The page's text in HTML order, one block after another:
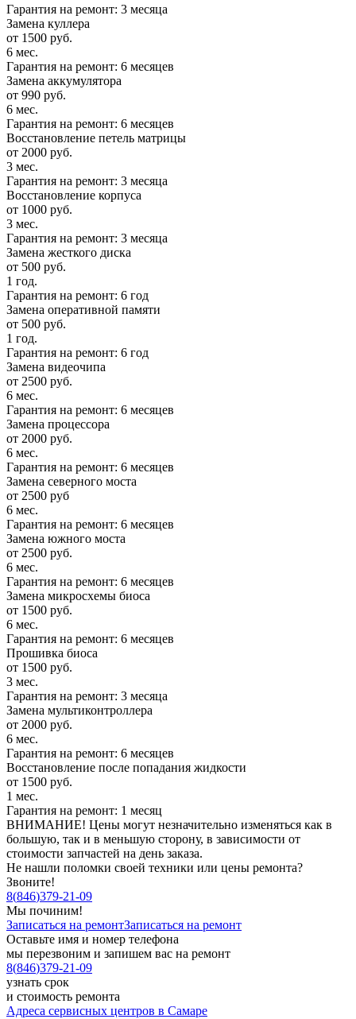
Гарантия на ремонт: 3 месяца
Замена куллера
от 1500 руб.
6 мес.
Гарантия на ремонт: 6 месяцев
Замена аккумулятора
от 990 руб.
6 мес.
Гарантия на ремонт: 6 месяцев
Восстановление петель матрицы
от 2000 руб.
3 мес.
Гарантия на ремонт: 3 месяца
Восстановление корпуса
от 1000 руб.
3 мес.
Гарантия на ремонт: 3 месяца
Замена жесткого диска
от 500 руб.
1 год.
Гарантия на ремонт: 6 год
Замена оперативной памяти
от 500 руб.
1 год.
Гарантия на ремонт: 6 год
Замена видеочипа
от 2500 руб.
6 мес.
Гарантия на ремонт: 6 месяцев
Замена процессора
от 2000 руб.
6 мес.
Гарантия на ремонт: 6 месяцев
Замена северного моста
от 2500 руб
6 мес.
Гарантия на ремонт: 6 месяцев
Замена южного моста
от 2500 руб.
6 мес.
Гарантия на ремонт: 6 месяцев
Замена микросхемы биоса
от 1500 руб.
6 мес.
Гарантия на ремонт: 6 месяцев
Прошивка биоса
от 1500 руб.
3 мес.
Гарантия на ремонт: 3 месяца
Замена мультиконтроллера
от 2000 руб.
6 мес.
Гарантия на ремонт: 6 месяцев
Восстановление после попадания жидкости
от 1500 руб.
1 мес.
Гарантия на ремонт: 1 месяц
ВНИМАНИЕ! Цены могут незначительно изменяться как в
большую, так и в меньшую сторону, в зависимости от
стоимости запчастей на день заказа.
Не нашли поломки своей техники или цены ремонта?
Звоните!
8(846)379-21-09
Мы починим!
Записаться на ремонтЗаписаться на ремонт
Оставьте имя и номер телефона
мы перезвоним и запишем вас на ремонт
8(846)379-21-09
узнать срок
и стоимость ремонта
Адреса сервисных центров в Самаре